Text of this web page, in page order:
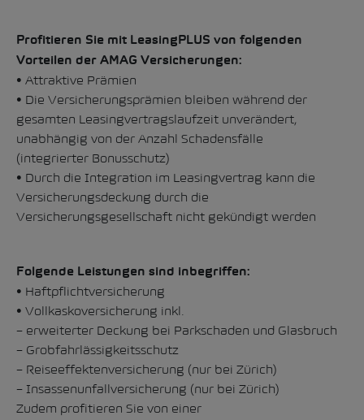
Profitieren Sie mit LeasingPLUS von folgenden
Vorteilen der AMAG Versicherungen:
• Attraktive Prämien
• Die Versicherungsprämien bleiben während der
gesamten Leasingvertragslaufzeit unverändert,
unabhängig von der Anzahl Schadensfälle
(integrierter Bonusschutz)
• Durch die Integration im Leasingvertrag kann die
Versicherungsdeckung durch die
Versicherungsgesellschaft nicht gekündigt werden
Folgende Leistungen sind inbegriffen:
• Haftpflichtversicherung
• Vollkaskoversicherung inkl.
– erweiterter Deckung bei Parkschaden und Glasbruch
– Grobfahrlässigkeitsschutz
– Reiseeffektenversicherung (nur bei Zürich)
– Insassenunfallversicherung (nur bei Zürich)
Zudem profitieren Sie von einer